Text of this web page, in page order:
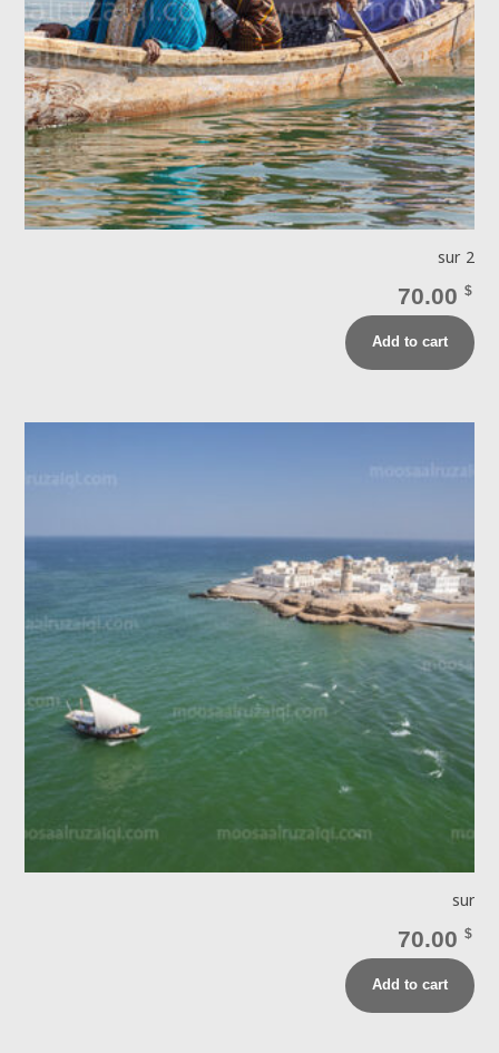
sur 2
70.00 $
Add to cart
sur
70.00 $
Add to cart